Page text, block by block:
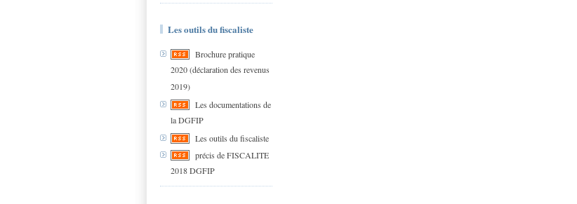
Les outils du fiscaliste
Brochure pratique
2020 (déclaration des revenus
2019)
Les documentations de
la DGFIP
Les outils du fiscaliste
précis de FISCALITE
2018 DGFIP